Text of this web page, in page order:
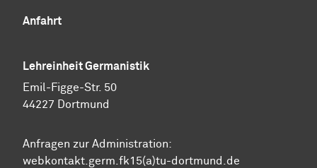
Anfahrt
Lehreinheit Germanistik
Emil-Figge-Str. 50
44227 Dortmund
Anfragen zur Administration:
webkontakt.germ.fk15(a)tu-dortmund.de